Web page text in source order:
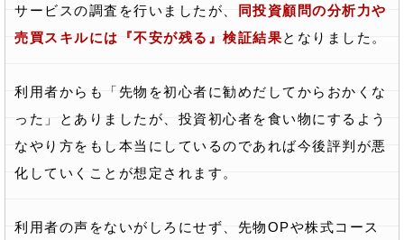
サービスの調査を行いましたが、
同投資顧問の分析力や
売買スキルには『不安が残る』検証結果となりました。
利用者からも「先物を初心者に勧めだしてからおかくな
った」とありましたが、投資初心者を食い物にするよう
なやり方をもし本当にしているのであれば今後評判が悪
化していくことが想定されます。
利用者の声をないがしろにせず、先物OPや株式コース